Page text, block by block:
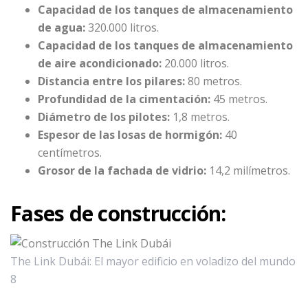
Capacidad de los tanques de almacenamiento
de agua:320.000 litros.
Capacidad de los tanques de almacenamiento
de aire acondicionado: 20.000 litros.
Distancia entre los pilares:80 metros.
Profundidad de la cimentación: 45 metros.
Diámetro de los pilotes: 1,8 metros.
Espesor de las losas de hormigón: 40
centímetros.
Grosor de la fachada de vidrio: 14,2 milímetros.
Fases de construcción:
The Link Dubái: El mayor edificio en voladizo del mundo
8